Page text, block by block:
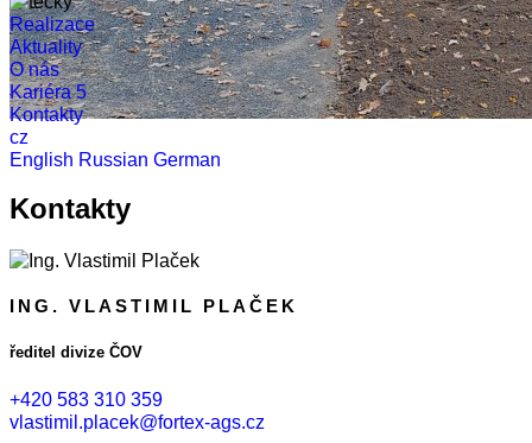
Realizace
Aktuality
O nás
Kariéra5
Kontakty
cz
English Russian German
Kontakty
ING. VLASTIMIL PLAČEK
ředitel divize ČOV
+420 583 310 359
vlastimil.placek@fortex-ags.cz